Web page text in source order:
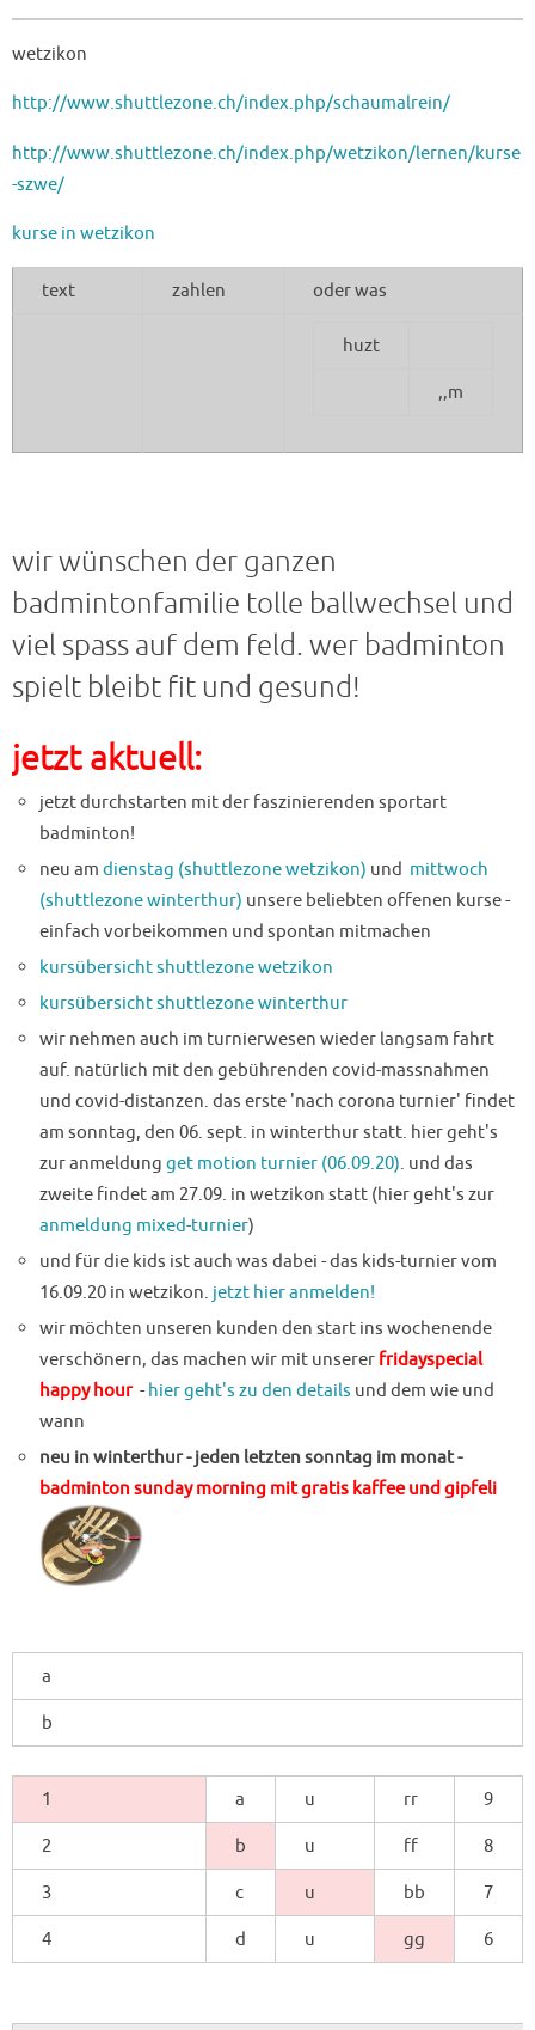
wetzikon
http://www.shuttlezone.ch/index.php/schaumalrein/
http://www.shuttlezone.ch/index.php/wetzikon/lernen/kurse
-szwe/
kurse in wetzikon
text zahlen oder was
huzt
,,m
wir wünschen der ganzen
badmintonfamilie tolle ballwechsel und
viel spass auf dem feld. wer badminton
spielt bleibt fit und gesund!
jetzt aktuell:
jetzt durchstarten mit der faszinierenden sportart
badminton!
neu am dienstag (shuttlezone wetzikon) und mittwoch
(shuttlezone winterthur) unsere beliebten offenen kurse -
einfach vorbeikommen und spontan mitmachen
kursübersicht shuttlezone wetzikon
kursübersicht shuttlezone winterthur
wir nehmen auch im turnierwesen wieder langsam fahrt
auf. natürlich mit den gebührenden covid-massnahmen
und covid-distanzen. das erste 'nach corona turnier' findet
am sonntag, den 06. sept. in winterthur statt. hier geht's
zur anmeldung get motion turnier (06.09.20). und das
zweite findet am 27.09. in wetzikon statt (hier geht's zur
anmeldung mixed-turnier)
und für die kids ist auch was dabei - das kids-turnier vom
16.09.20 in wetzikon. jetzt hier anmelden!
wir möchten unseren kunden den start ins wochenende
verschönern, das machen wir mit unserer fridayspecial
happy hour - hier geht's zu den details und dem wie und
wann
neu in winterthur- jeden letzten sonntag im monat -
badminton sunday morning mit gratis kaffee und gipfeli
a
b
1 a u rr
9
2
b u ff
8
3
c u bb
7
4
d u gg 6